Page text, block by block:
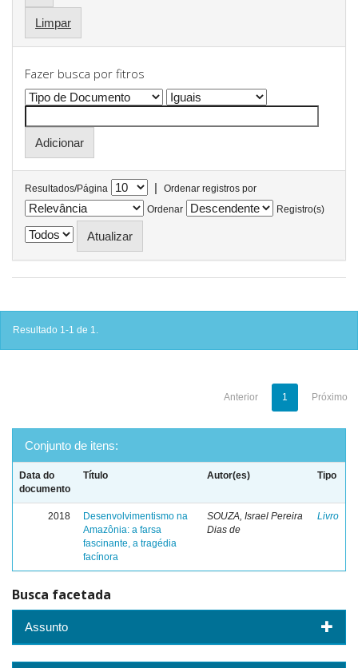
Limpar
Fazer busca por fitros
Resultados/Página |
Ordenar registros por
Ordenar
Registro(s)
Resultado 1-1 de 1.
Anterior 1 Próximo
Conjunto de itens:
Data do
documento
Título Autor(es) Tipo
2018
Desenvolvimentismo na
Amazônia: a farsa
fascinante, a tragédia
facínora
SOUZA, Israel Pereira
Dias de
Livro
Busca facetada
Assunto